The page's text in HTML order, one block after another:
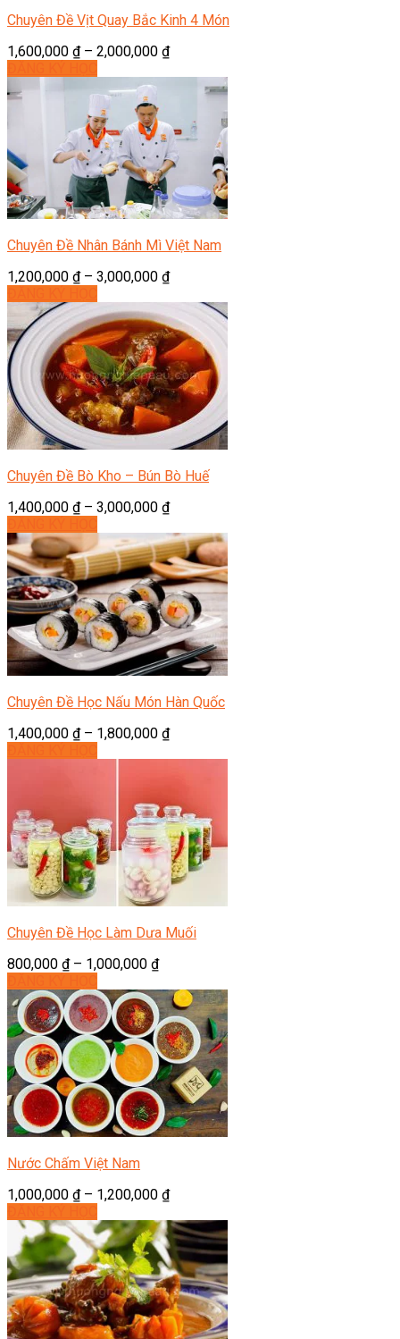
Chuyên Đề Vịt Quay Bắc Kinh 4 Món
1,600,000 ₫– 2,000,000 ₫
Chuyên Đề Nhân Bánh Mì Việt Nam
1,200,000 ₫– 3,000,000 ₫
Chuyên Đề Bò Kho – Bún Bò Huế
1,400,000 ₫– 3,000,000 ₫
Chuyên Đề Học Nấu Món Hàn Quốc
1,400,000 ₫– 1,800,000 ₫
Chuyên Đề Học Làm Dưa Muối
800,000 ₫– 1,000,000 ₫
Nước Chấm Việt Nam
1,000,000 ₫– 1,200,000 ₫